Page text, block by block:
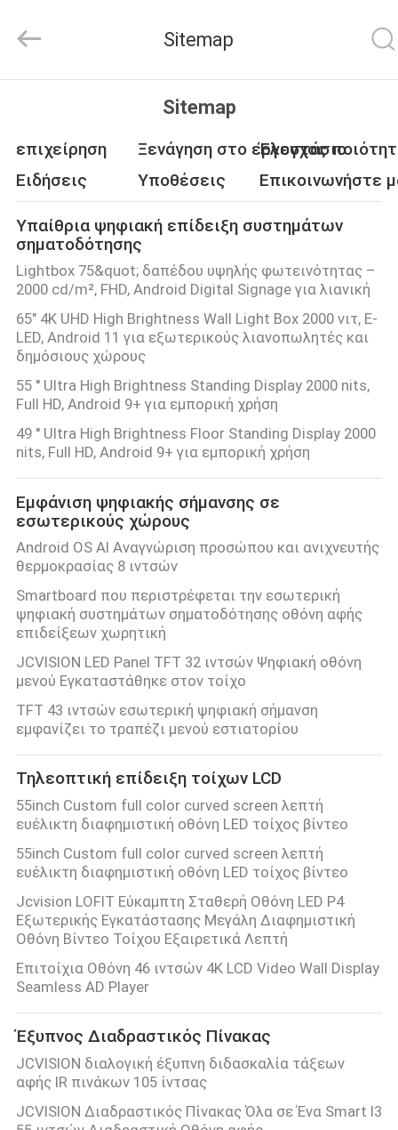
ΠΡΟΪΌΝΤΑ
ΣΧΕΤΙΚΆ
ΜΕ
ΕΜΆΣ
ΕΠΙΣΚΈΨΕΙΣ
ΣΤΟ
ΕΡΓΟΣΤΆΣΙΟ
ΈΛΕΓΧΟΣ
ΠΟΙΌΤΗΤΑΣ
ΕΠΙΚΟΙΝΩΝΉΣΤΕ
ΜΑΖΊ
ΜΑΣ
ΕΙΔΉΣΕΙΣ
ΥΠΟΘΈΣΕΙΣ
ΖΗΤΉΣΤΕ
ΜΙΑ
ΠΡΟΣΦΟΡΆ
SITEMAP
ΠΟΛΙΤΙΚΉ
ΑΠΟΡΡΉΤΟΥ
Interactive
Technology
All
Sitemap
Sitemap
επιχείρηση Ξενάγηση στο εργοστάσιο
Έλεγχος
Ειδήσεις
Υποθέσεις Επικοινωνήστε
Υπαίθρια ψηφιακή επίδειξη συστημάτων
σηματοδότησης
Lightbox 75&quot; δαπέδου υψηλής φωτεινότητας –
2000 cd/m², FHD, Android Digital Signage για λιανική
65" 4K UHD High Brightness Wall Light Box 2000 νιτ, E-
LED, Android 11 για εξωτερικούς λιανοπωλητές και
δημόσιους χώρους
55 ′′ Ultra High Brightness Standing Display 2000 nits,
Full HD, Android 9+ για εμπορική χρήση
49 ′′ Ultra High Brightness Floor Standing Display 2000
nits, Full HD, Android 9+ για εμπορική χρήση
Εμφάνιση ψηφιακής σήμανσης σε
εσωτερικούς χώρους
Android OS AI Αναγνώριση προσώπου και ανιχνευτής
θερμοκρασίας 8 ιντσών
Smartboard που περιστρέφεται την εσωτερική
ψηφιακή συστημάτων σηματοδότησης οθόνη αφής
επιδείξεων χωρητική
JCVISION LED Panel TFT 32 ιντσών Ψηφιακή οθόνη
μενού Εγκαταστάθηκε στον τοίχο
TFT 43 ιντσών εσωτερική ψηφιακή σήμανση
εμφανίζει το τραπέζι μενού εστιατορίου
Τηλεοπτική επίδειξη τοίχων LCD
55inch Custom full color curved screen λεπτή
ευέλικτη διαφημιστική οθόνη LED τοίχος βίντεο
55inch Custom full color curved screen λεπτή
ευέλικτη διαφημιστική οθόνη LED τοίχος βίντεο
Jcvision LOFIT Εύκαμπτη Σταθερή Οθόνη LED P4
Εξωτερικής Εγκατάστασης Μεγάλη Διαφημιστική
Οθόνη Βίντεο Τοίχου Εξαιρετικά Λεπτή
Επιτοίχια Οθόνη 46 ιντσών 4K LCD Video Wall Display
Seamless AD Player
Έξυπνος Διαδραστικός Πίνακας
JCVISION διαλογική έξυπνη διδασκαλία τάξεων
αφής IR πινάκων 105 ίντσας
JCVISION Διαδραστικός Πίνακας Όλα σε Ένα Smart I3